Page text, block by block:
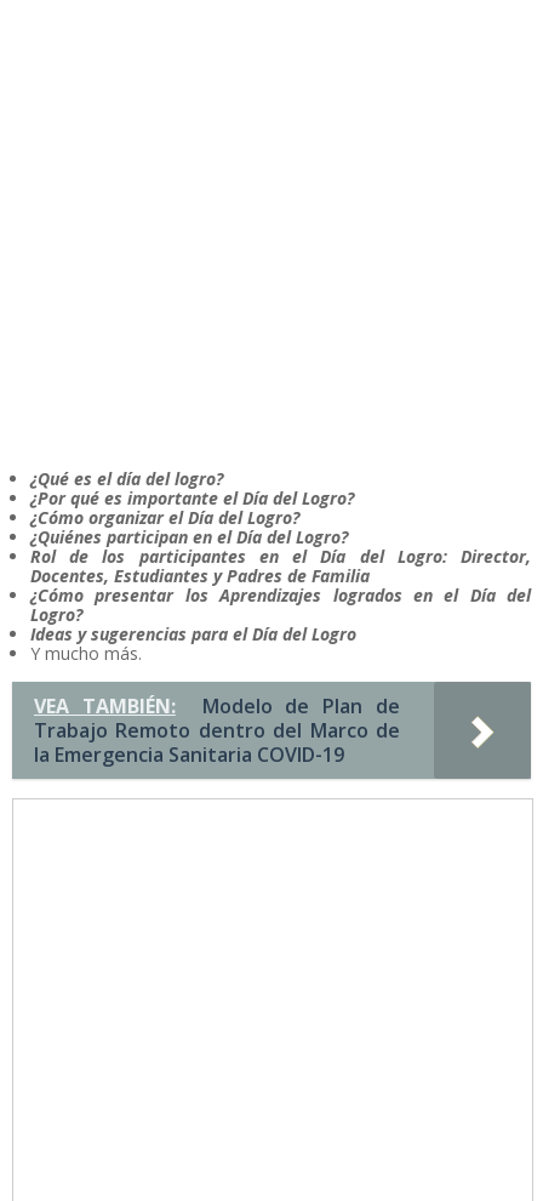
¿Qué es el día del logro?
¿Por qué es importante el Día del Logro?
¿Cómo organizar el Día del Logro?
¿Quiénes participan en el Día del Logro?
Rol de los participantes en el Día del Logro: Director,
Docentes, Estudiantes y Padres de Familia
¿Cómo presentar los Aprendizajes logrados en el Día del
Logro?
Ideas y sugerencias para el Día del Logro
Y mucho más.
VEA TAMBIÉN:
Modelo de Plan de
Trabajo Remoto dentro del Marco de
la Emergencia Sanitaria COVID-19